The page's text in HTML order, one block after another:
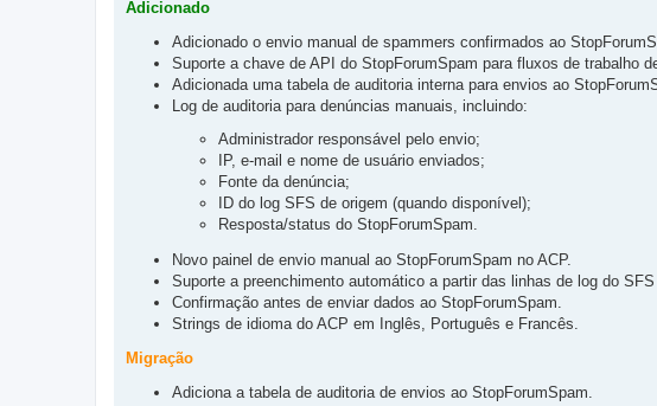
Adicionado
Adicionado o envio manual de spammers confirmados ao
Suporte a chave de API do StopForumSpam para fluxos de trabalho
Adicionada uma tabela de auditoria interna para envios ao
Log de auditoria para denúncias manuais, incluindo:
Administrador responsável pelo envio;
IP, e-mail e nome de usuário enviados;
Fonte da denúncia;
ID do log SFS de origem (quando disponível);
Resposta/status do StopForumSpam.
Novo painel de envio manual ao StopForumSpam no ACP.
Suporte a preenchimento automático a partir das linhas de log do
Confirmação antes de enviar dados ao StopForumSpam.
Strings de idioma do ACP em Inglês, Português e Francês.
Migração
Adiciona a tabela de auditoria de envios ao StopForumSpam.